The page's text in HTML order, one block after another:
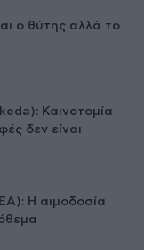
ο θύτης αλλά το
Καινοτομία
δεν είναι
Η αιμοδοσία